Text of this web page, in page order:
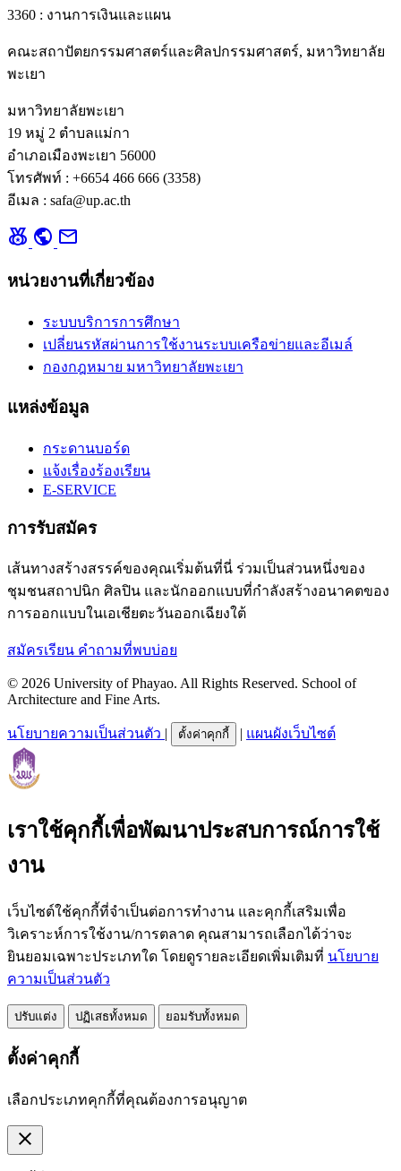
3360 : งานการเงินและแผน
คณะสถาปัตยกรรมศาสตร์และศิลปกรรมศาสตร์, มหาวิทยาลัย
พะเยา
มหาวิทยาลัยพะเยา
19 หมู่ 2 ตำบลแม่กา
อำเภอเมืองพะเยา 56000
โทรศัพท์ : +6654 466 666 (3358)
อีเมล : safa@up.ac.th
social_leaderboard public mail
หน่วยงานที่เกี่ยวข้อง
ระบบบริการการศึกษา
เปลี่ยนรหัสผ่านการใช้งานระบบเครือข่ายและอีเมล์
กองกฎหมาย มหาวิทยาลัยพะเยา
แหล่งข้อมูล
กระดานบอร์ด
แจ้งเรื่องร้องเรียน
E-SERVICE
การรับสมัคร
เส้นทางสร้างสรรค์ของคุณเริ่มต้นที่นี่ ร่วมเป็นส่วนหนึ่งของ
ชุมชนสถาปนิก ศิลปิน และนักออกแบบที่กำลังสร้างอนาคตของ
การออกแบบในเอเชียตะวันออกเฉียงใต้
สมัครเรียน คำถามที่พบบ่อย
© 2026 University of Phayao. All Rights Reserved. School of
Architecture and Fine Arts.
นโยบายความเป็นส่วนตัว | ตั้งค่าคุกกี้ | แผนผังเว็บไซต์
เราใช้คุกกี้เพื่อพัฒนาประสบการณ์การใช้
งาน
เว็บไซต์ใช้คุกกี้ที่จำเป็นต่อการทำงาน และคุกกี้เสริมเพื่อ
วิเคราะห์การใช้งาน/การตลาด คุณสามารถเลือกได้ว่าจะ
ยินยอมเฉพาะประเภทใด โดยดูรายละเอียดเพิ่มเติมที่ นโยบาย
ความเป็นส่วนตัว
ปรับแต่ง ปฏิเสธทั้งหมด ยอมรับทั้งหมด
ตั้งค่าคุกกี้
เลือกประเภทคุกกี้ที่คุณต้องการอนุญาต
close